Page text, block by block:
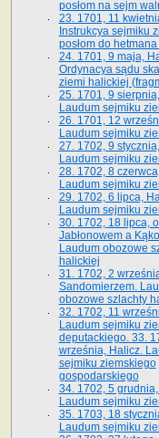
posłom na sejm
23. 1701, 11
Instrukcya sejmiku
posłom do hetmana
24. 1701, 9 maja,
Ordynacya sądu
ziemi halickiej
25. 1701, 9
Laudum sejmiku
26. 1701, 12
Laudum sejmiku
27. 1702, 9
Laudum sejmiku
28. 1702, 8
Laudum sejmiku
29. 1702, 6 lipca,
Laudum sejmiku
30. 1702, 18 lipca,
Jabłonowem a
Laudum obozowe
halickiej
31. 1702, 2
Sandomierzem.
obozowe szlachty
32. 1702, 11
Laudum sejmiku
deputackiego. 33.
września, Halicz.
sejmiku ziemskiego
gospodarskiego
34. 1702, 5
Laudum sejmiku
35. 1703, 18
Laudum sejmiku